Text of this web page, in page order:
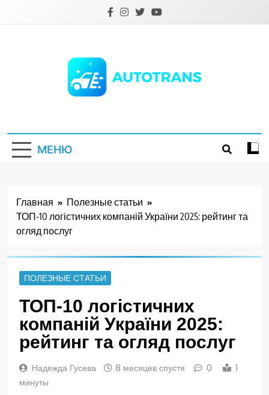
МЕНЮ
Главная
Полезные статьи
ТОП-10 логістичних компаній України 2025: рейтинг та
огляд послуг
ПОЛЕЗНЫЕ СТАТЬИ
ТОП-10 логістичних
компаній України 2025:
рейтинг та огляд послуг
Надежда Гусева 8 месяцев спустя 0
1
минуты